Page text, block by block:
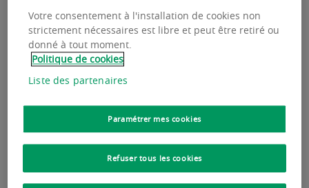
différentes activités de l’entreprise.
Retrouvez toutes nos études ci-dessous.
Votre consentement à l'installation de cookies non
strictement nécessaires est libre et peut être retiré ou
donné à tout moment.
Politique de cookies
Liste des partenaires
Paramétrer mes cookies
Refuser tous les cookies